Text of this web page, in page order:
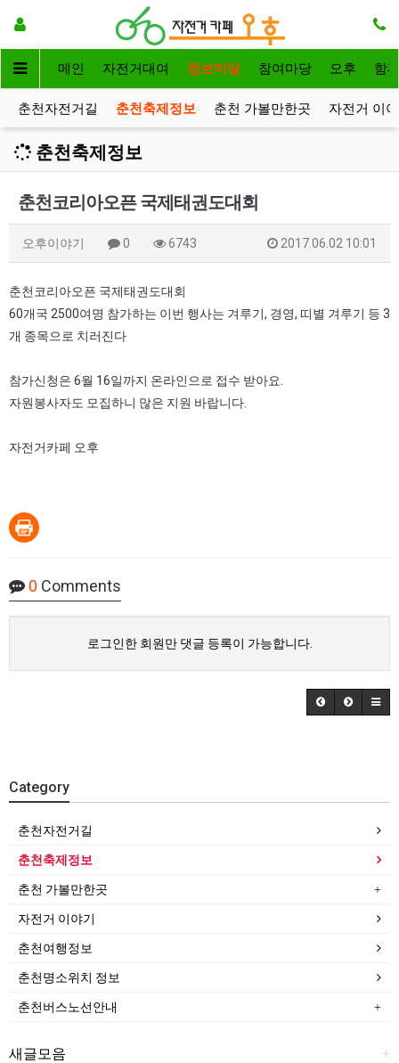
메인 자전거대여 정보마당 참여마당 오후 함
춘천자전거길 춘천축제정보 춘천 가볼만한곳 자전거 이
춘천축제정보
춘천코리아오픈 국제태권도대회
오후이야기 0 6743 2017.06.02 10:01
춘천코리아오픈 국제태권도대회
60개국 2500여명 참가하는 이번 행사는 겨루기, 경영, 띠별 겨루기 등 3
개 종목으로 치러진다
참가신청은 6월 16일까지 온라인으로 접수 받아요.
자원봉사자도 모집하니 많은 지원 바랍니다.
자전거카페 오후
0 Comments
로그인한 회원만 댓글 등록이 가능합니다.
Category
춘천자전거길
춘천축제정보
춘천 가볼만한곳
자전거 이야기
춘천여행정보
춘천명소위치 정보
춘천버스노선안내
+
새글모음